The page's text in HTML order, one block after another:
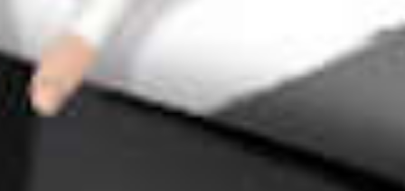
Iconic
2030